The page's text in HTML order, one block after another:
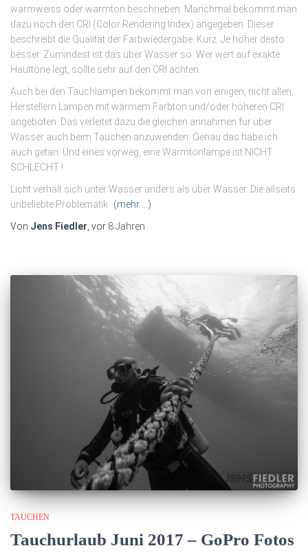
warmweiss oder warmton beschrieben. Manchmal bekommt man
dazu noch den CRI (Color Rendering Index) angegeben. Dieser
beschreibt die Qualität der Farbwiedergabe. Kurz: Je höher desto
besser. Zumindest ist das über Wasser so. Wer wert auf exakte
Hauttöne legt, sollte sehr auf den CRI achten.
Auch bei den Tauchlampen bekommt man von einigen, nicht allen,
Herstellern Lampen mit wärmem Farbton und/oder höheren CRI
angeboten. Das verleitet dazu die gleichen annahmen für über
Wasser auch beim Tauchen anzuwenden. Genau das habe ich
auch getan. Und eines vorweg, eine Warmtonlampe ist NICHT
SCHLECHT !
Licht verhält sich unter Wasser anders als über Wasser. Die allseits
unbeliebte Problematik
(mehr …)
Von Jens Fiedler , vor 8 Jahren
TAUCHEN
Tauchurlaub Juni 2017 – GoPro Fotos